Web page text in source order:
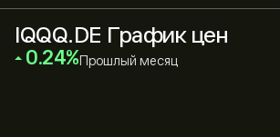
IQQQ.DE График цен
‎0.24‎ Прошлый месяц